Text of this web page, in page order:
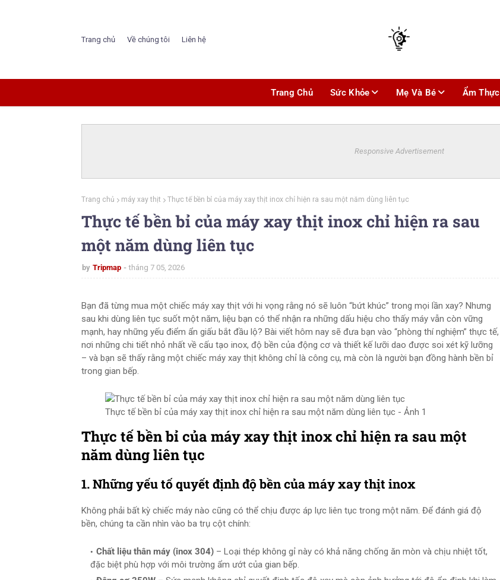
Trang chủ Về chúng tôi Liên hệ
Trang Chủ Sức Khỏe Mẹ Và Bé Ẩm Thực
Responsive Advertisement
Trang chủ máy xay thịt Thực tế bền bỉ của máy xay thịt inox chỉ hiện ra sau một năm dùng liên tục
Thực tế bền bỉ của máy xay thịt inox chỉ hiện ra sau
một năm dùng liên tục
by Tripmap tháng 7 05, 2026
Bạn đã từng mua một chiếc máy xay thịt với hi vọng rằng nó sẽ luôn “bứt khúc” trong mọi lần xay? Nhưng
sau khi dùng liên tục suốt một năm, liệu bạn có thể nhận ra những dấu hiệu cho thấy máy vẫn còn vững
mạnh, hay những yếu điểm ẩn giấu bắt đầu lộ? Bài viết hôm nay sẽ đưa bạn vào “phòng thí nghiệm” thực tế,
nơi những chi tiết nhỏ nhất về cấu tạo inox, độ bền của động cơ và thiết kế lưỡi dao được soi xét kỹ lưỡng
– và bạn sẽ thấy rằng một chiếc máy xay thịt không chỉ là công cụ, mà còn là người bạn đồng hành bền bỉ
trong gian bếp.
Thực tế bền bỉ của máy xay thịt inox chỉ hiện ra sau một năm dùng liên tục - Ảnh 1
Thực tế bền bỉ của máy xay thịt inox chỉ hiện ra sau một
năm dùng liên tục
1. Những yếu tố quyết định độ bền của máy xay thịt inox
Không phải bất kỳ chiếc máy nào cũng có thể chịu được áp lực liên tục trong một năm. Để đánh giá độ
bền, chúng ta cần nhìn vào ba trụ cột chính:
Chất liệu thân máy (inox 304) – Loại thép không gỉ này có khả năng chống ăn mòn và chịu nhiệt tốt,
đặc biệt phù hợp với môi trường ẩm ướt của gian bếp.